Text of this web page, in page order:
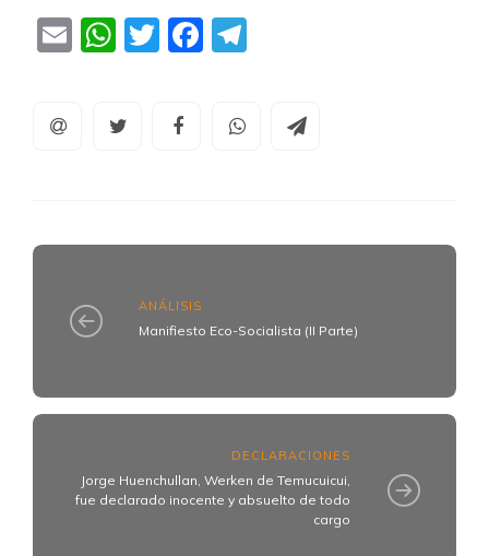
EmailWhatsApp
TwitterFacebook
ANÁLISIS
Manifiesto Eco-Socialista (II Parte)
DECLARACIONES
Jorge Huenchullan, Werken de Temucuicui,
fue declarado inocente y absuelto de todo
cargo